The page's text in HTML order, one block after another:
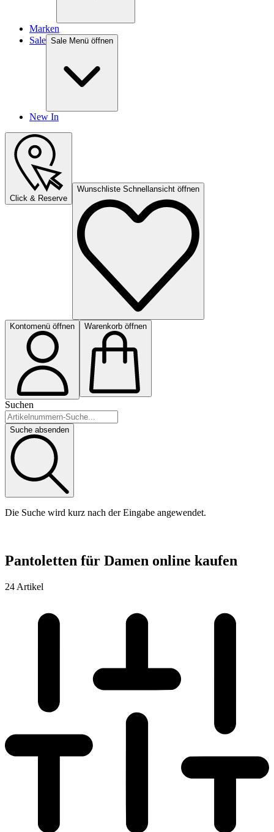
Marken
Sale Sale Menü öffnen
New In
Click & Reserve
Wunschliste Schnellansicht öffnen
Kontomenü öffnen Warenkorb öffnen
Suchen
Suche absenden
Die Suche wird kurz nach der Eingabe angewendet.
Pantoletten für Damen online kaufen
24 Artikel